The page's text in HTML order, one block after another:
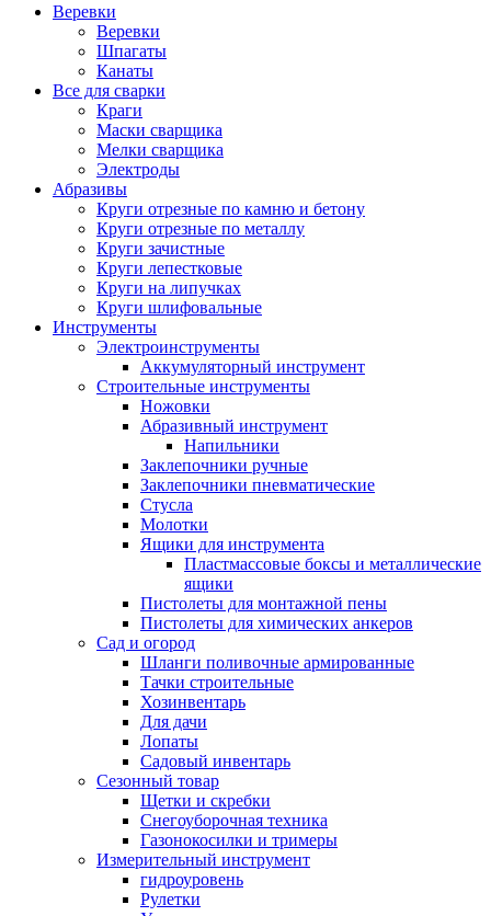
Веревки
Веревки
Шпагаты
Канаты
Все для сварки
Краги
Маски сварщика
Мелки сварщика
Электроды
Абразивы
Круги отрезные по камню и бетону
Круги отрезные по металлу
Круги зачистные
Круги лепестковые
Круги на липучках
Круги шлифовальные
Инструменты
Электроинструменты
Аккумуляторный инструмент
Строительные инструменты
Ножовки
Абразивный инструмент
Напильники
Заклепочники ручные
Заклепочники пневматические
Стусла
Молотки
Ящики для инструмента
Пластмассовые боксы и металлические
ящики
Пистолеты для монтажной пены
Пистолеты для химических анкеров
Сад и огород
Шланги поливочные армированные
Тачки строительные
Хозинвентарь
Для дачи
Лопаты
Садовый инвентарь
Сезонный товар
Щетки и скребки
Снегоуборочная техника
Газонокосилки и тримеры
Измерительный инструмент
гидроуровень
Рулетки